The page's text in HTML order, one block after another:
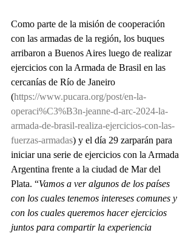
Como parte de la misión de cooperación
con las armadas de la región, los buques
arribaron a Buenos Aires luego de realizar
ejercicios con la Armada de Brasil en las
cercanías de Río de Janeiro
(https://www.pucara.org/post/en-la-
operaci%C3%B3n-jeanne-d-arc-2024-la-
armada-de-brasil-realiza-ejercicios-con-las-
fuerzas-armadas) y el día 29 zarparán para
iniciar una serie de ejercicios con la Armada
Argentina frente a la ciudad de Mar del
Plata. “Vamos a ver algunos de los países
con los cuales tenemos intereses comunes y
con los cuales queremos hacer ejercicios
juntos para compartir la experiencia